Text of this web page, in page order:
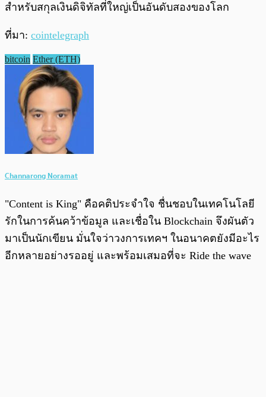
สำหรับสกุลเงินดิจิทัลที่ใหญ่เป็นอันดับสองของโลก
ที่มา: cointelegraph
bitcoin Ether (ETH)
Channarong Noramat
"Content is King" คือคติประจำใจ ชื่นชอบในเทคโนโลยี
รักในการค้นคว้าข้อมูล และเชื่อใน Blockchain จึงผันตัว
มาเป็นนักเขียน มั่นใจว่าวงการเทคฯ ในอนาคตยังมีอะไร
อีกหลายอย่างรออยู่ และพร้อมเสมอที่จะ Ride the wave